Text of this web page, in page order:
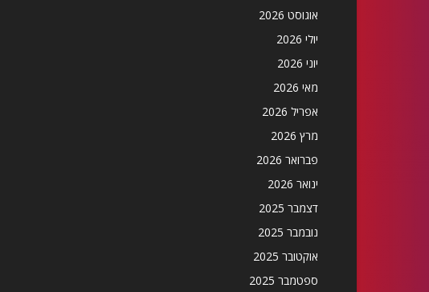
אוגוסט 2026
יולי 2026
יוני 2026
מאי 2026
אפריל 2026
מרץ 2026
פברואר 2026
ינואר 2026
דצמבר 2025
נובמבר 2025
אוקטובר 2025
ספטמבר 2025